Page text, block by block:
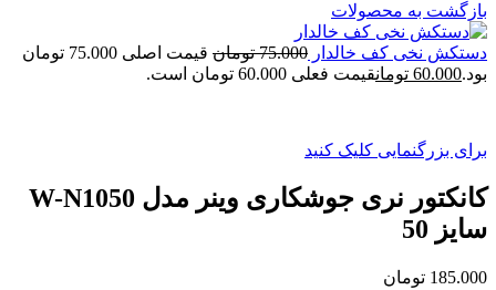
بازگشت به محصولات
دستکش نخی کف خالدار 75.000 تومان
قیمت اصلی 75.000 تومان
بود.60.000 تومانقیمت فعلی 60.000 تومان است.
برای بزرگنمایی کلیک کنید
کانکتور نری جوشکاری وینر مدل W-N1050
سایز 50
185.000 تومان